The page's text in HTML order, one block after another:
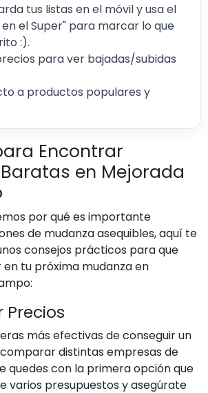
tus listas en el móvil y usa el
el Super" para marcar lo que
:).
para ver bajadas/subidas
a productos populares y
Encontrar
en Mejorada
por qué es importante
de mudanza asequibles, aquí te
consejos prácticos para que
tu próxima mudanza en
Precios
más efectivas de conseguir un
distintas empresas de
quedes con la primera opción que
varios presupuestos y asegúrate